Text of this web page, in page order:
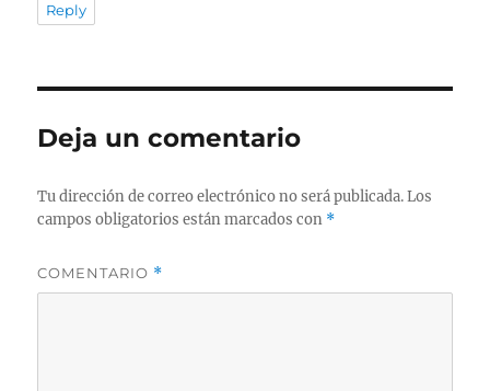
Reply
Deja un comentario
Tu dirección de correo electrónico no será publicada. Los
campos obligatorios están marcados con *
COMENTARIO *